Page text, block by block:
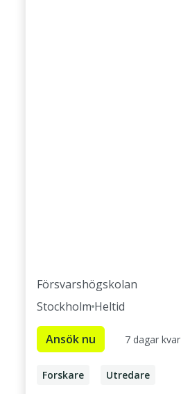
Försvarshögskolan
Stockholm Heltid
Ansök nu 7 dagar kvar
Forskare
Utredare